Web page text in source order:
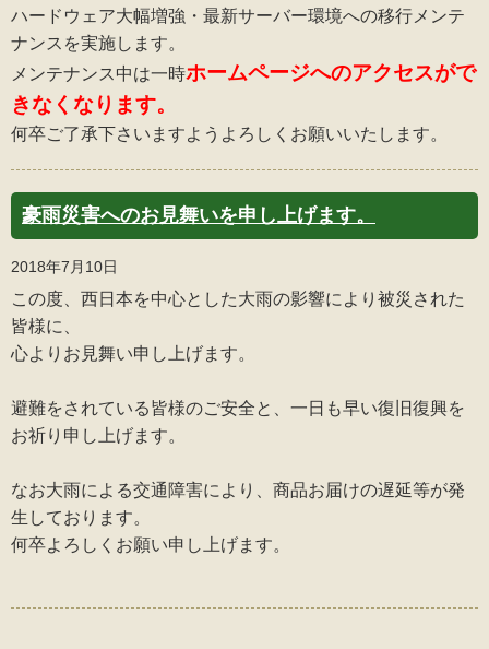
ハードウェア大幅増強・最新サーバー環境への移行メンテ
ナンスを実施します。
メンテナンス中は一時ホームページへのアクセスがで
きなくなります。
何卒ご了承下さいますようよろしくお願いいたします。
豪雨災害へのお見舞いを申し上げます。
2018年7月10日
この度、西日本を中心とした大雨の影響により被災された
皆様に、
心よりお見舞い申し上げます。
避難をされている皆様のご安全と、一日も早い復旧復興を
お祈り申し上げます。
なお大雨による交通障害により、商品お届けの遅延等が発
生しております。
何卒よろしくお願い申し上げます。